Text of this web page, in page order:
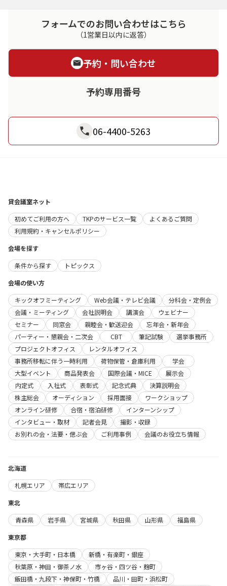
フォームでのお問い合わせはこちら
（1営業日以内に返答）
予約・問い合わせ
予約専用番号
06-4400-5263
貸会議室ネット
初めてご利用の方へ
TKPのサービス一覧
よくあるご質問
利用規約・キャンセルポリシー
会場を探す
条件から探す
トピックス
会場の使い方
キックオフミーティング
Web会議・テレビ会議
分科会・定例会
会議・ミーティング
会社説明会 講演会
ウェビナー
セミナー
同窓会 親睦会・歓送迎会
忘年会・新年会
パーティー・懇親会・二次会
CBT 筆記試験
選挙事務所
プロジェクトオフィス
レンタルオフィス
事務所移転に伴う一時利用
荷物保管・倉庫利用
学会
大型イベント
商品発表会 国際会議・MICE
展示会
内定式
入社式 表彰式 記念式典
決算説明会
株主総会
オーディション 採用面接
ワークショップ
オンライン研修
合宿・宿泊研修
インターンシップ
インタビュー・取材
記者会見
撮影・収録
お別れの会・法要・偲ぶ会
ご利用事例 会議のお役立ち情報
北海道
札幌エリア
帯広エリア
東北
青森県
岩手県 宮城県 秋田県 山形県
福島県
東京都
東京・大手町・日本橋
新橋・有楽町・銀座
秋葉原・神田・御茶ノ水
市ヶ谷・四ツ谷・麹町
飯田橋・九段下・神保町・竹橋
品川・田町・浜松町